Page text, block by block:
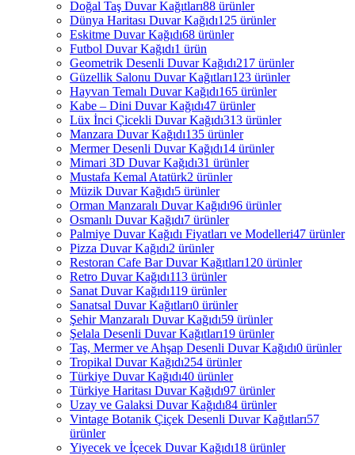
Doğal Taş Duvar Kağıtları88 ürünler
Dünya Haritası Duvar Kağıdı125 ürünler
Eskitme Duvar Kağıdı68 ürünler
Futbol Duvar Kağıdı1 ürün
Geometrik Desenli Duvar Kağıdı217 ürünler
Güzellik Salonu Duvar Kağıtları123 ürünler
Hayvan Temalı Duvar Kağıdı165 ürünler
Kabe – Dini Duvar Kağıdı47 ürünler
Lüx İnci Çicekli Duvar Kağıdı313 ürünler
Manzara Duvar Kağıdı135 ürünler
Mermer Desenli Duvar Kağıdı14 ürünler
Mimari 3D Duvar Kağıdı31 ürünler
Mustafa Kemal Atatürk2 ürünler
Müzik Duvar Kağıdı5 ürünler
Orman Manzaralı Duvar Kağıdı96 ürünler
Osmanlı Duvar Kağıdı7 ürünler
Palmiye Duvar Kağıdı Fiyatları ve Modelleri47 ürünler
Pizza Duvar Kağıdı2 ürünler
Restoran Cafe Bar Duvar Kağıtları120 ürünler
Retro Duvar Kağıdı113 ürünler
Sanat Duvar Kağıdı119 ürünler
Sanatsal Duvar Kağıtları0 ürünler
Şehir Manzaralı Duvar Kağıdı59 ürünler
Şelala Desenli Duvar Kağıtları19 ürünler
Taş, Mermer ve Ahşap Desenli Duvar Kağıdı0 ürünler
Tropikal Duvar Kağıdı254 ürünler
Türkiye Duvar Kağıdı40 ürünler
Türkiye Haritası Duvar Kağıdı97 ürünler
Uzay ve Galaksi Duvar Kağıdı84 ürünler
Vintage Botanik Çiçek Desenli Duvar Kağıtları57
ürünler
Yiyecek ve İçecek Duvar Kağıdı18 ürünler